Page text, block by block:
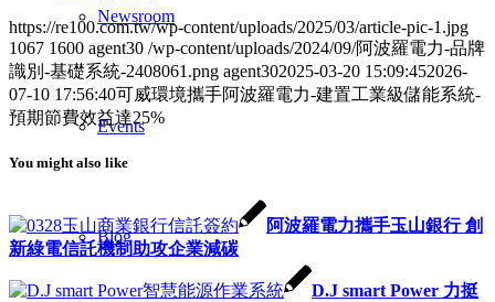
Newsroom
Events
Blog
https://re100.com.tw/wp-content/uploads/2025/03/article-pic-1.jpg
1067 1600 agent30 /wp-content/uploads/2024/09/阿波羅電力-品牌
識別-基礎系統-2408061.png agent302025-03-20 15:09:452026-
07-10 17:56:40可威環境攜手阿波羅電力-建置工業級儲能系統-
預期節費效益達25%
You might also like
阿波羅電力攜手玉山銀行 創
新綠電信託機制助攻企業減碳
D.J smart Power 力挺